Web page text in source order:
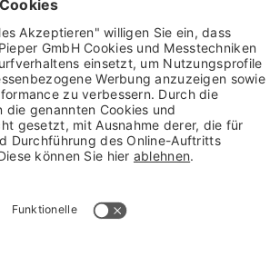
seit 2010
der Verbundgruppe beauty alliance